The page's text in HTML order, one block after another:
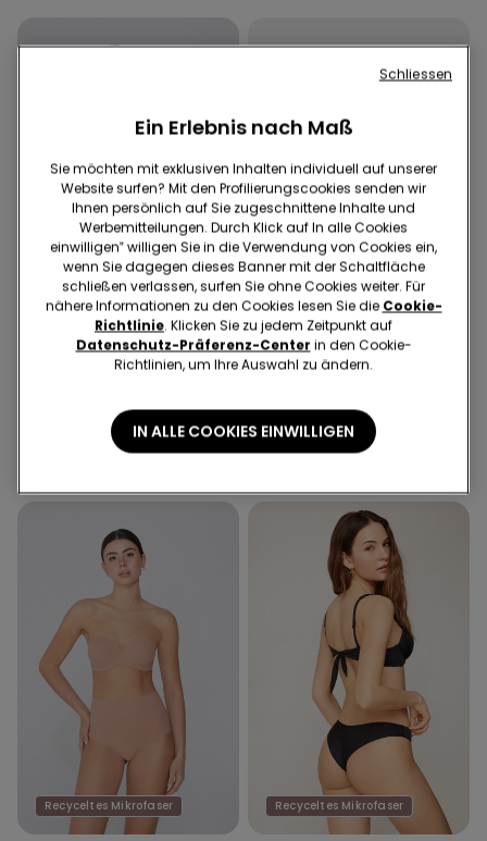
Recyceltes Mikrofaser
Gepolsterter Bandeau-BH
aus recycelter Mikrofaser
mit Ausschnitt
5 Paar einfarbige
Sneakersocken aus
Baumwolle Unisex
€ 5,99
Recyceltes Mikrofaser Recyceltes Mikrofaser
Ein Erlebnis nach Maß
Sie möchten mit exklusiven Inhalten individuell auf unserer
Website surfen? Mit den Profilierungscookies senden wir
Ihnen persönlich auf Sie zugeschnittene Inhalte und
Werbemitteilungen. Durch Klick auf In alle Cookies
einwilligen‟ willigen Sie in die Verwendung von Cookies ein,
wenn Sie dagegen dieses Banner mit der Schaltfläche
schließen verlassen, surfen Sie ohne Cookies weiter. Für
nähere Informationen zu den Cookies lesen Sie die Cookie-
Richtlinie. Klicken Sie zu jedem Zeitpunkt auf
Datenschutz-Präferenz-Center in den Cookie-
Richtlinien, um Ihre Auswahl zu ändern.
IN ALLE COOKIES EINWILLIGEN
Schliessen